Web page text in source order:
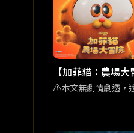
【加菲貓：農場
人心 彩蛋滿滿的
⚠️本文無劇情劇透，